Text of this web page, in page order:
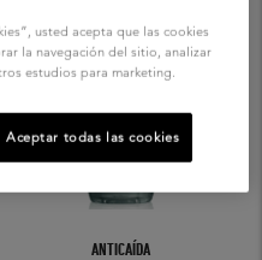
ANTICAÍDA
usted acepta que las cookies
la navegación del sitio, analizar
estudios para marketing.
Aceptar todas las cookies